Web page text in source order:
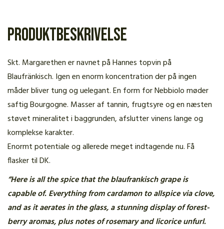
Produktbeskrivelse
Skt. Margarethen er navnet på Hannes topvin på
Blaufränkisch. Igen en enorm koncentration der på ingen
måder bliver tung og uelegant. En form for Nebbiolo møder
saftig Bourgogne. Masser af tannin, frugtsyre og en næsten
støvet mineralitet i baggrunden, afslutter vinens lange og
komplekse karakter.
Enormt potentiale og allerede meget indtagende nu. Få
flasker til DK.
“Here is all the spice that the blaufrankisch grape is
capable of. Everything from cardamon to allspice via clove,
and as it aerates in the glass, a stunning display of forest-
berry aromas, plus notes of rosemary and licorice unfurl.